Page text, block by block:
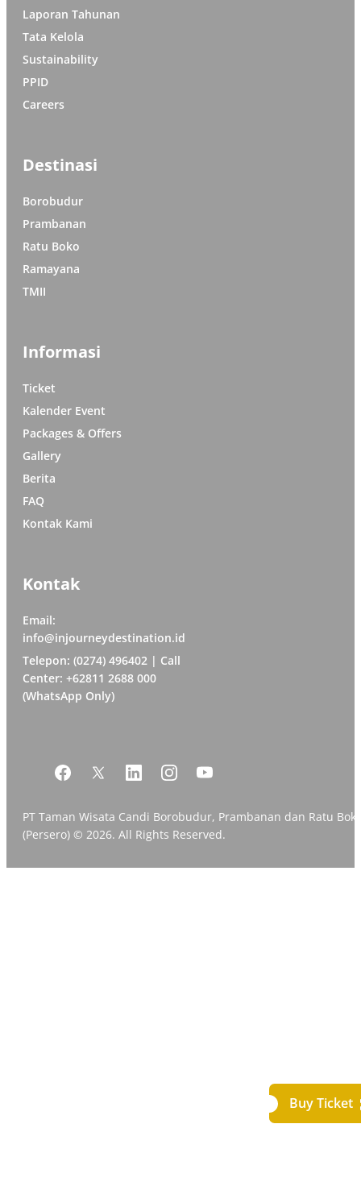
Buy Ticket
Laporan Tahunan
Tata Kelola
Sustainability
PPID
Careers
Destinasi
Borobudur
Prambanan
Ratu Boko
Ramayana
TMII
Informasi
Ticket
Kalender Event
Packages & Offers
Gallery
Berita
FAQ
Kontak Kami
Kontak
Email:
info@injourneydestination.id
Telepon: (0274) 496402 | Call
Center: +62811 2688 000
(WhatsApp Only)
PT Taman Wisata Candi Borobudur, Prambanan dan Ratu
(Persero) © 2026. All Rights Reserved.